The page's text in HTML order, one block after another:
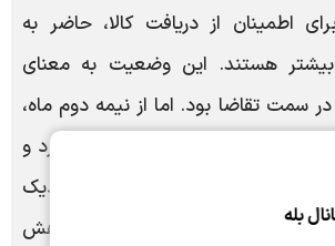
بله
اطمینان از دریافت کالا، حاضر به
هستند. این وضعیت به معنای
سمت تقاضا بود. اما از نیمه دوم ماه،
و میانگین موزون کاهش پیدا کرد و
تقریبا این دو شاخص به یکدیگر نزدیک
نگاه نخست ممکن است به‌عنوان کاهش